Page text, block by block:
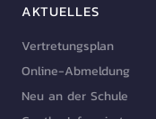
AKTUELLES
Vertretungsplan
Online-Abmeldung
Neu an der Schule